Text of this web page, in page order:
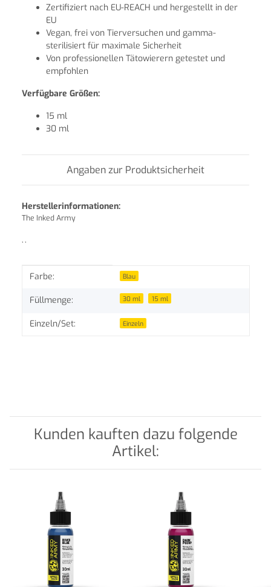
Zertifiziert nach EU-REACH und hergestellt in der
EU
Vegan, frei von Tierversuchen und gamma-
sterilisiert für maximale Sicherheit
Von professionellen Tätowierern getestet und
empfohlen
Verfügbare Größen:
15 ml
30 ml
Angaben zur Produktsicherheit
Herstellerinformationen:
The Inked Army
, ,
Produkteigenschaft
Wert
Farbe: Blau
Füllmenge: 30 ml 15 ml
Einzeln/Set: Einzeln
Kunden kauften dazu folgende
Artikel: